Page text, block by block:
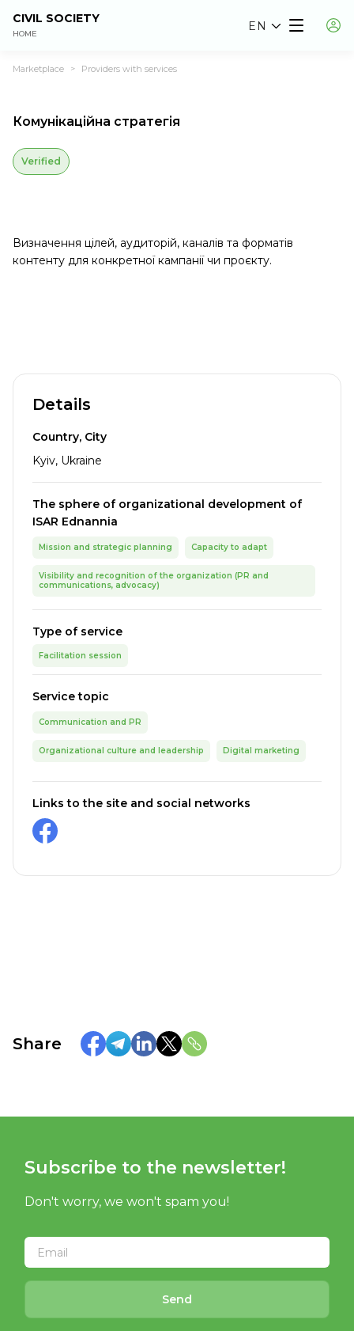
CIVIL SOCIETY
HOME
EN
Marketplace > Providers with services
Комунікаційна стратегія
Verified
Визначення цілей, аудиторій, каналів та форматів
контенту для конкретної кампанії чи проєкту.
Details
Country, City
Kyiv, Ukraine
The sphere of organizational development of
ISAR Ednannia
Mission and strategic planning Capacity to adapt
Visibility and recognition of the organization (PR and
communications, advocacy)
Type of service
Facilitation session
Service topic
Communication and PR
Organizational culture and leadership Digital marketing
Links to the site and social networks
Share
Subscribe to the newsletter!
Don't worry, we won't spam you!
Send